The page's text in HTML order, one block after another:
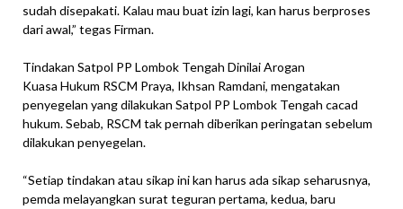
sudah disepakati. Kalau mau buat izin lagi, kan harus berproses
dari awal,” tegas Firman.
Tindakan Satpol PP Lombok Tengah Dinilai Arogan
Kuasa Hukum RSCM Praya, Ikhsan Ramdani, mengatakan
penyegelan yang dilakukan Satpol PP Lombok Tengah cacad
hukum. Sebab, RSCM tak pernah diberikan peringatan sebelum
dilakukan penyegelan.
“Setiap tindakan atau sikap ini kan harus ada sikap seharusnya,
pemda melayangkan surat teguran pertama, kedua, baru